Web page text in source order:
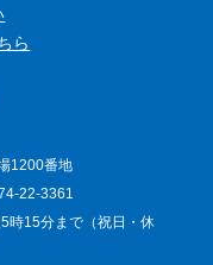
ら
1200番地
22-3361
時15分まで（祝日・休